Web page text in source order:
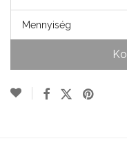
Mennyiség